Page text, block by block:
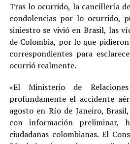
Tras lo ocurrido, la cancillería
condolencias por lo ocurrido,
siniestro se vivió en Brasil, las
de Colombia, por lo que
correspondientes para
ocurrió realmente.
«El Ministerio de
profundamente el accidente
agosto en Río de Janeiro,
con información preliminar,
ciudadanas colombianas. El